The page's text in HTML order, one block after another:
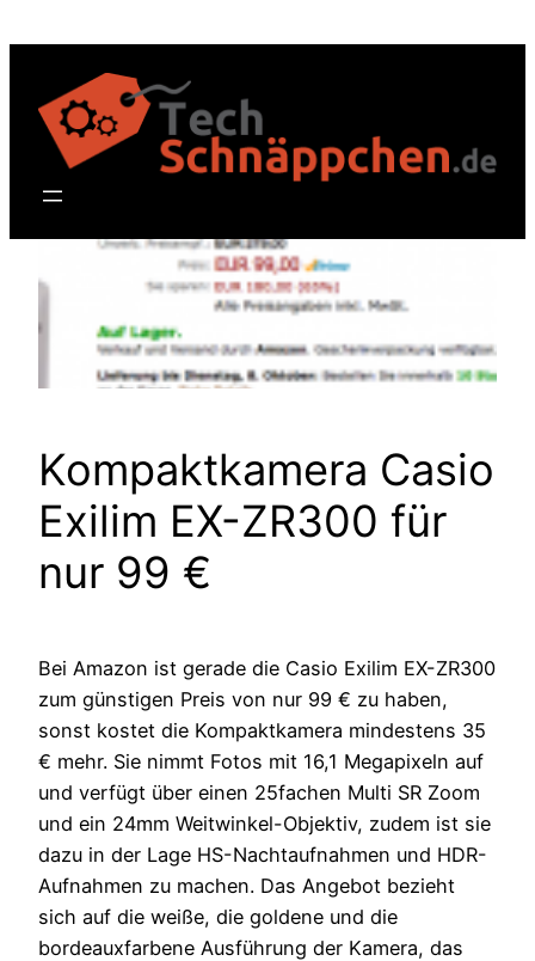
springen
Kompaktkamera Casio
Exilim EX-ZR300 für
nur 99 €
Bei Amazon ist gerade die Casio Exilim EX-ZR300
zum günstigen Preis von nur 99 € zu haben,
sonst kostet die Kompaktkamera mindestens 35
€ mehr. Sie nimmt Fotos mit 16,1 Megapixeln auf
und verfügt über einen 25fachen Multi SR Zoom
und ein 24mm Weitwinkel-Objektiv, zudem ist sie
dazu in der Lage HS-Nachtaufnahmen und HDR-
Aufnahmen zu machen. Das Angebot bezieht
sich auf die weiße, die goldene und die
bordeauxfarbene Ausführung der Kamera, das